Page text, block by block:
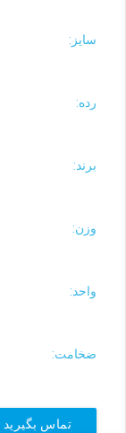
سایز:
رده:
برند:
وزن:
واحد:
ضخامت:
تماس بگیرید